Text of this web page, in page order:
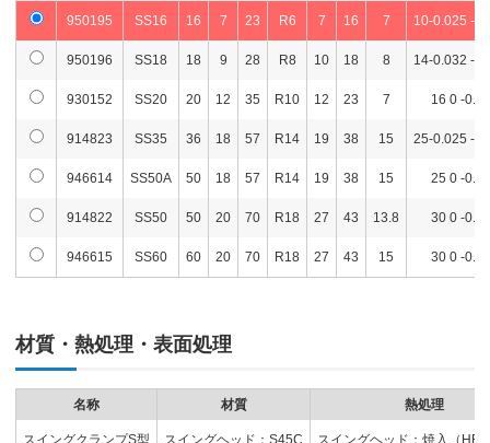
950195 SS16 16 7 23 R6 7 16 7 10-0.025 -
950196 SS18 18 9 28 R8 10 18 8 14-0.032 -
930152 SS20 20 12 35 R10 12 23 7 16 0 -0.03
914823 SS35 36 18 57 R14 19 38 15 25-0.025 -
946614 SS50A 50 18 57 R14 19 38 15 25 0 -0.03
914822 SS50 50 20 70 R18 27 43 13.8 30 0 -0.03
946615 SS60 60 20 70 R18 27 43 15 30 0 -0.03
材質・熱処理・表面処理
名称 材質 熱処理
スイングクランプS型 スイングヘッド：S45C スイングヘッド：焼入（